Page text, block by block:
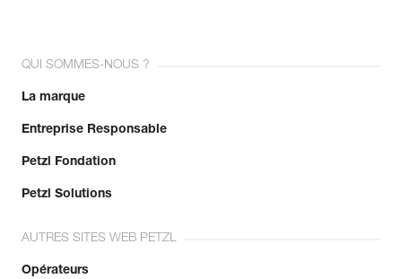
QUI SOMMES-NOUS ?
La marque
Entreprise Responsable
Petzl Fondation
Petzl Solutions
AUTRES SITES WEB PETZL
Opérateurs